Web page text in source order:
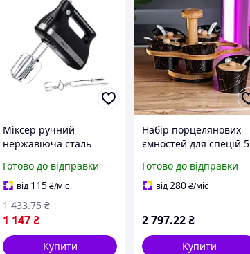
Міксер ручний
нержавіюча сталь
насадки 5 швидкостей
кухонний
електроміксер міксер
для крему збивання
Готово до відправки
від 115₴/міс
1 147₴
1 433.75 ₴
Купити
Набір порцелянових
ємностей для спецій 5
бамбуковій підставці
баночки для приправ
Чорний
Готово до відправки
від280₴/міс
2 797.22₴
Купити